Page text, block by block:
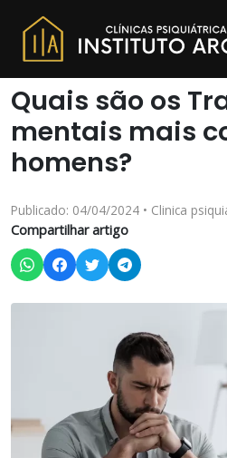
Quais são os
mentais mais
homens?
Publicado: 04/04/2024 • Clinica
Compartilhar artigo